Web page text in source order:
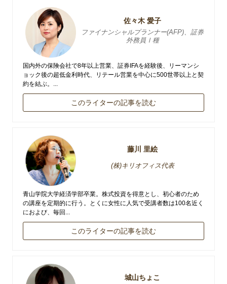
佐々木 愛子
ファイナンシャルプランナー(AFP)、証券
外務員Ⅰ種
国内外の保険会社で8年以上営業、証券IFAを経験後、リーマンシ
ョック後の超低金利時代、リテール営業を中心に500世帯以上と契
約を結ぶ。...
このライターの記事を読む
藤川 里絵
(株)キリオフィス代表
青山学院大学経済学部卒業。株式投資を得意とし、初心者のため
の講座を定期的に行う。とくに女性に人気で受講者数は100名近く
におよび、毎回...
このライターの記事を読む
城山ちょこ